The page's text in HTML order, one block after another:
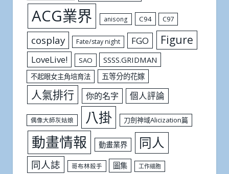
ACG業界 anisong C94 C97
cosplay Fate/stay night FGO Figure
LoveLive! SAO SSSS.GRIDMAN
不起眼女主角培育法 五等分的花嫁
人氣排行 你的名字 個人評論
偶像大師灰姑娘 八掛 刀劍神域Alicization篇
動畫情報 動畫業界 同人
同人誌 哥布林殺手 圖集 工作細胞